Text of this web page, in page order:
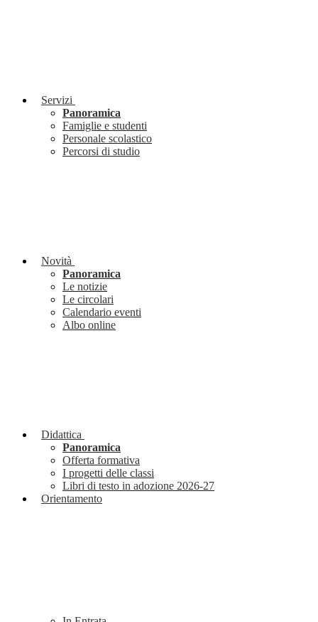
Servizi
Panoramica
Famiglie e studenti
Personale scolastico
Percorsi di studio
Novità
Panoramica
Le notizie
Le circolari
Calendario eventi
Albo online
Didattica
Panoramica
Offerta formativa
I progetti delle classi
Libri di testo in adozione 2026-27
Orientamento